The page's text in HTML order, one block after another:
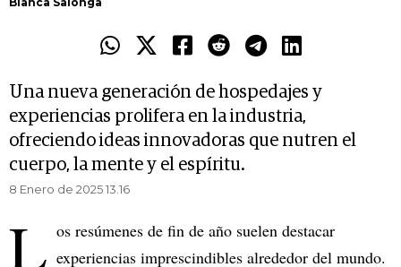
Una nueva generación de hospedajes y
experiencias prolifera en la industria,
ofreciendo ideas innovadoras que nutren el
cuerpo, la mente y el espíritu.
8 Enero de 2025 13.16
L os resúmenes de fin de año suelen destacar
experiencias imprescindibles alrededor del mundo.